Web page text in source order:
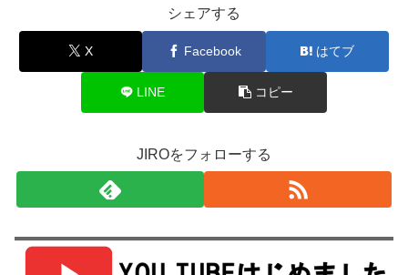
シェアする
X Facebook はてブ
LINE コピー
JIROをフォローする